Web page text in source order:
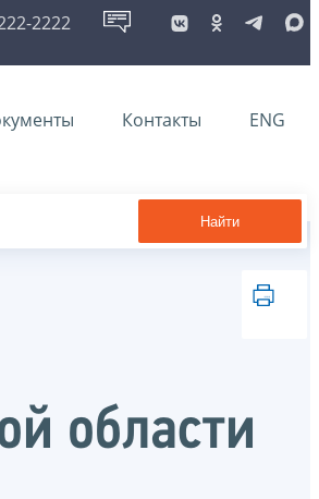
2222
Контакты ENG
Найти
области